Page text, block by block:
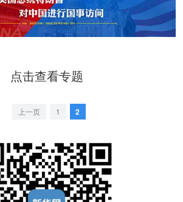
点击查看专题
上一页 1 2